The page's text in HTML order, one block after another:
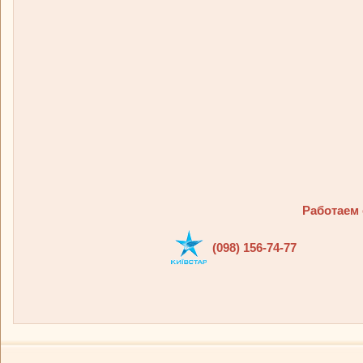
Работаем
(098) 156-74-77